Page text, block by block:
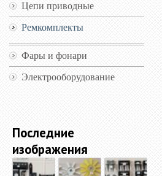
Цепи приводные
Ремкомплекты
Фары и фонари
Электрооборудование
Последние
изображения